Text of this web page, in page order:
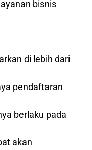
bisnis
di lebih dari
pendaftaran
berlaku pada
akan